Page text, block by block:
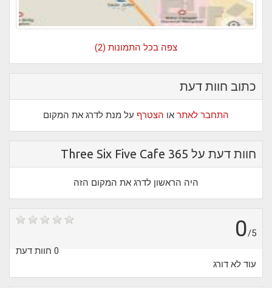
צפה בכל התמונות (2)
כתוב חוות דעת
התחבר לאתר או הצטרף על מנת לדרג את המקום
חוות דעת על Three Six Five Cafe 365
היה הראשון לדרג את המקום הזה
0/5
0 חוות דעת
עוד לא דורג